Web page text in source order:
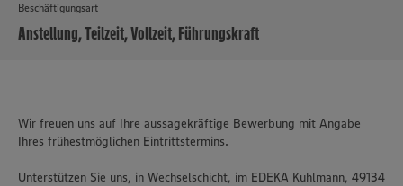
Beschäftigungsart
Anstellung, Teilzeit, Vollzeit, Führungskraft
Wir freuen uns auf Ihre aussagekräftige Bewerbung mit Angabe
Ihres frühestmöglichen Eintrittstermins.
Unterstützen Sie uns, in Wechselschicht, im EDEKA Kuhlmann, 49134